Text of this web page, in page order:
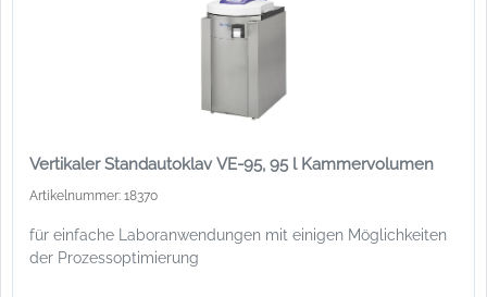
Vertikaler Standautoklav VE-95, 95 l Kammervolumen
Artikelnummer: 18370
für einfache Laboranwendungen mit einigen Möglichkeiten
der Prozessoptimierung